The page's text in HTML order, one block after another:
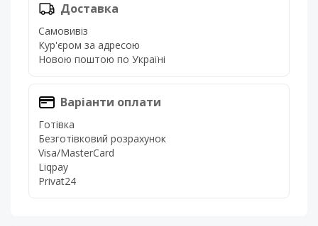
Доставка
Самовивіз
Кур'єром за адресою
Новою поштою по Україні
Варіанти оплати
Готівка
Безготівковий розрахунок
Visa/MasterCard
Liqpay
Privat24